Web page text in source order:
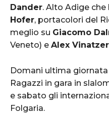
Dander. Alto Adige
Hofer, portacolori del
meglio su Giacomo
Veneto) e Alex Vinatzer
Domani ultima
Ragazzi in gara in
e sabato gli
Folgaria.